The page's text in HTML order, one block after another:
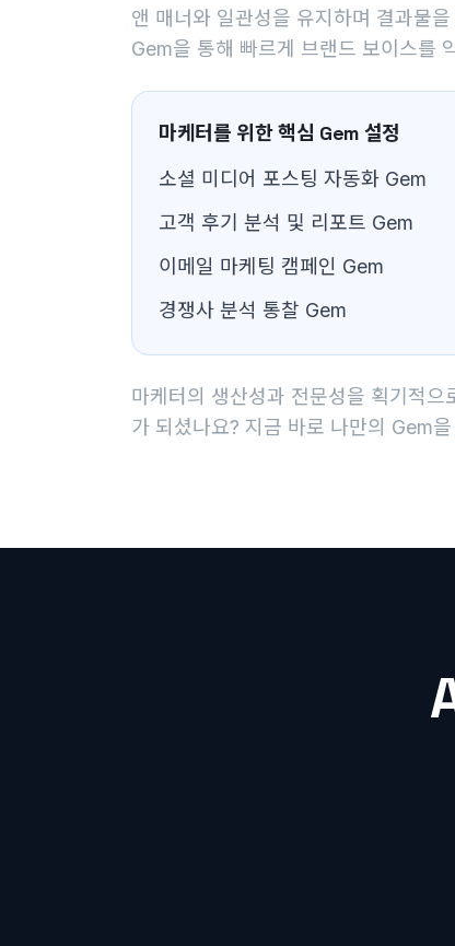
앤 매너와 일관성을 유지하며 결과물
Gem을 통해 빠르게 브랜드 보이스를
마케터를 위한 핵심 Gem 설정
소셜 미디어 포스팅 자동화 Gem
고객 후기 분석 및 리포트 Gem
이메일 마케팅 캠페인 Gem
경쟁사 분석 통찰 Gem
마케터의 생산성과 전문성을 획기적
가 되셨나요? 지금 바로 나만의 Gem